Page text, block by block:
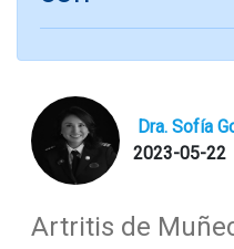
Dra. Sofía
2023-05-22
Artritis de